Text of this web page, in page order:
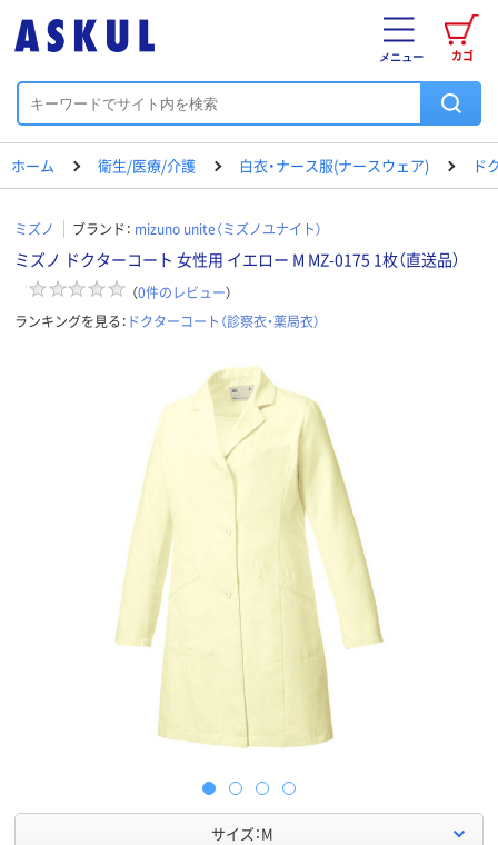
カゴ
メニュー
ホーム 衛生/医療/介護 白衣・ナース服(ナースウェア) ド
ミズノ ブランド： mizuno unite（ミズノユナイト）
ミズノ ドクターコート 女性用 イエロー M MZ-0175 1枚（直送品）
（0件のレビュー）
ランキングを見る： ドクターコート（診察衣・薬局衣）
サイズ：M